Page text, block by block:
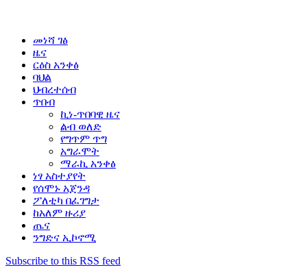
መነሻ ገፅ
ዜና
ርዕስ አንቀፅ
ባህል
ህብረተሰብ
ጥበብ
ኪነ-ጥበባዊ ዜና
ልብ ወለድ
የግጥም ጥግ
አግራሞት
ማራኪ አንቀፅ
ነፃ አስተያየት
የሰሞኑ አጀንዳ
ፖለቲካ በፈገግታ
ከአለም ዙሪያ
ጤና
ንግድና ኢኮኖሚ
Subscribe to this RSS feed